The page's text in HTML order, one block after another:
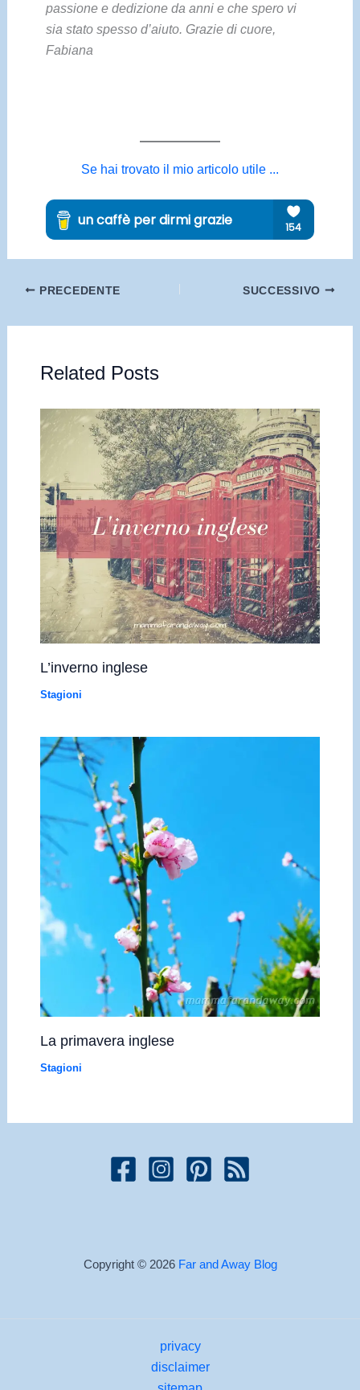
passione e dedizione da anni e che spero vi
sia stato spesso d’aiuto. Grazie di cuore,
Fabiana
Se hai trovato il mio articolo utile ...
PRECEDENTE SUCCESSIVO
Related Posts
L’inverno inglese
Stagioni
La primavera inglese
Stagioni
Copyright © 2026 Far and Away Blog
privacy
disclaimer